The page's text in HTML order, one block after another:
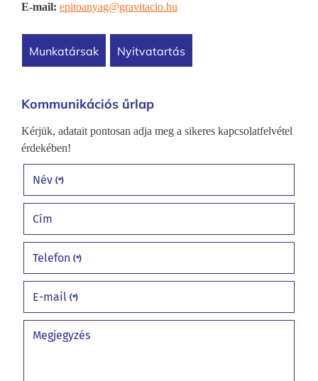
E-mail: epitoanyag@gravitacio.hu
munkatársak nyitvatartás
Kommunikációs űrlap
Kérjük, adatait pontosan adja meg a sikeres kapcsolatfelvétel
érdekében!
Név (*)
Cím
Telefon (*)
E-mail (*)
Megjegyzés